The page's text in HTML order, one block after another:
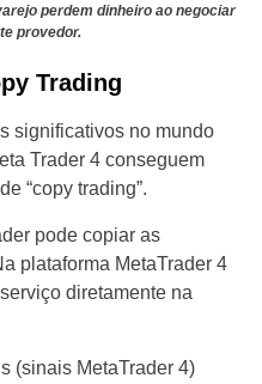
perdem dinheiro ao negociar
provedor.
Trading
significativos no mundo
Trader 4 conseguem
“copy trading”.
pode copiar as
plataforma MetaTrader 4
diretamente na
(sinais MetaTrader 4)